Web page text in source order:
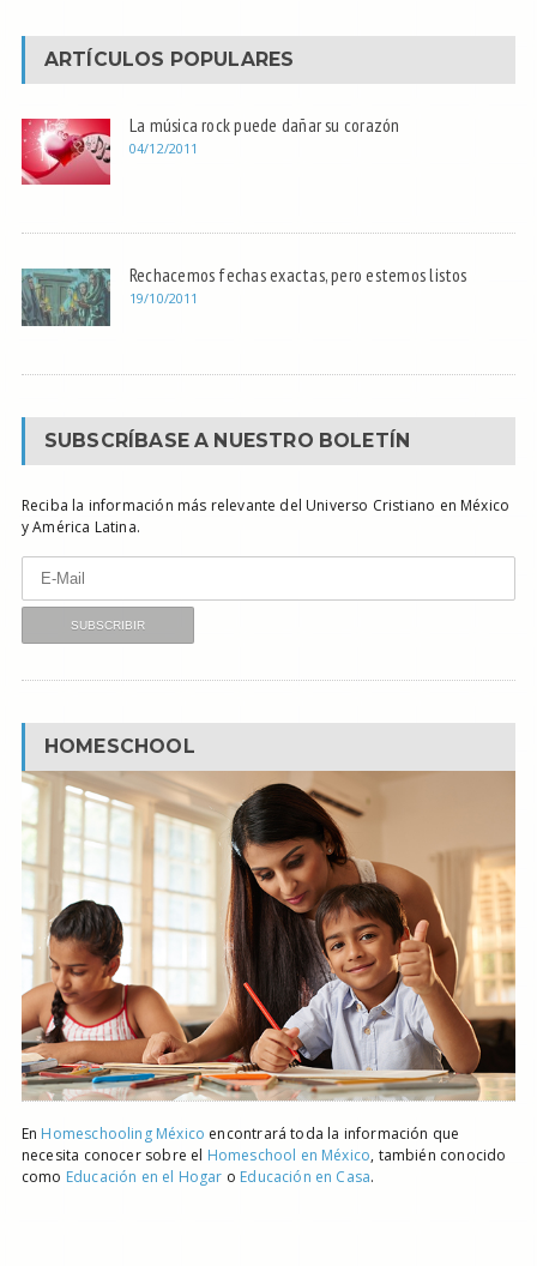
ARTÍCULOS POPULARES
La música rock puede dañar su corazón
04/12/2011
Rechacemos fechas exactas, pero estemos listos
19/10/2011
SUBSCRÍBASE A NUESTRO BOLETÍN
Reciba la información más relevante del Universo Cristiano en México
y América Latina.
HOMESCHOOL
En Homeschooling México encontrará toda la información que
necesita conocer sobre el Homeschool en México, también conocido
como Educación en el Hogar o Educación en Casa.